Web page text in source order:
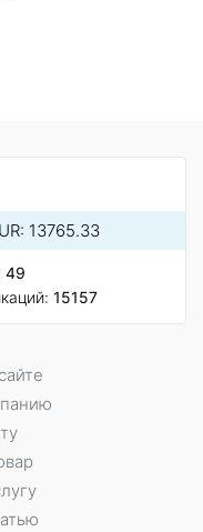
13765.33
49
15157